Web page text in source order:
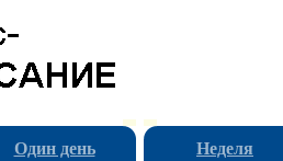
Один день Неделя